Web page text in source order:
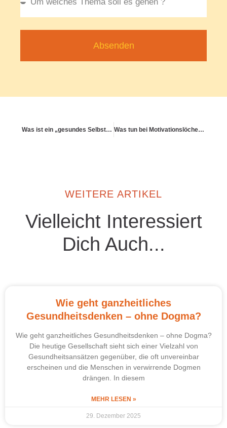
Absenden
Was ist ein „gesundes Selbstbild“ – und wie baue ich es auf? Was tun bei Motivationslöchern im Alltag?
WEITERE ARTIKEL
Vielleicht Interessiert
Dich Auch...
Wie geht ganzheitliches
Gesundheitsdenken – ohne Dogma?
Wie geht ganzheitliches Gesundheitsdenken – ohne Dogma?
Die heutige Gesellschaft sieht sich einer Vielzahl von
Gesundheitsansätzen gegenüber, die oft unvereinbar
erscheinen und die Menschen in verwirrende Dogmen
drängen. In diesem
MEHR LESEN »
29. Dezember 2025